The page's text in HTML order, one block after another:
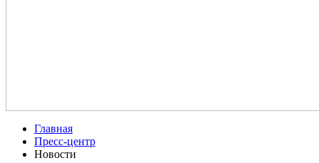
Главная
Пресс-центр
Новости